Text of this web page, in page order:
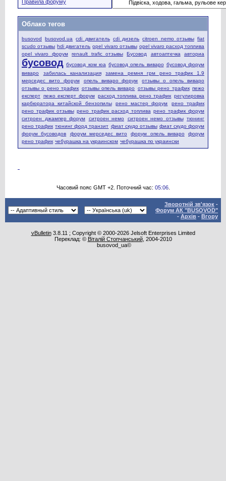
Правила форуму
Облако тегов
busovod busovod.ua cdi двигатель cdi дизель citroen nemo отзывы fiat
scudo отзывы hdi двигатель opel vivaro отзывы opel vivaro расход топлива
opel vivaro форум
renault trafic отзывы Бусовод автоаптечка авториа
бусовод бусовод ком юа бусовод опель виваро бусовод форум
виваро
забилась канализация
замена ремня грм рено трафик 1.9
мерседес вито форум
опель виваро форум
отзывы о опель виваро
отзывы о рено трафик отзывы опель виваро отзывы рено трафик пежо
експерт пежо експерт форум расход топлива рено трафик регулировка
карбюратора китайской бензопилы
рено мастер форум
рено трафик
рено трафик отзывы рено трафик расход топлива рено трафик форум
ситроен джампер форум
ситроен немо ситроен немо отзывы тюнинг
рено трафик тюнинг форд транзит фиат скудо отзывы фиат скудо форум
форум бусоводов
форум мерседес вито форум опель виваро
форум
рено трафик чебурашка на украинском чебурашка по украински
Часовий пояс GMT +2. Поточний час: 05:06.
Зворотній зв'язок -
Форум АК "BUSOVOD"
- Архів - Вгору
vBulletin3.8.11 ; Copyright © 2000-2026 Jelsoft Enterprises Limited
Переклад: © Віталій Стопчанський, 2004-2010
busovod_ua©